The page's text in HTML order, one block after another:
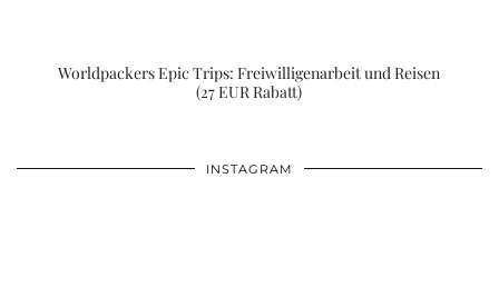
Worldpackers Epic Trips: Freiwilligenarbeit und Reisen
(27 EUR Rabatt)
INSTAGRAM